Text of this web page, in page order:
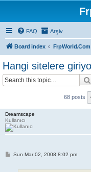
FAQ Arşiv
Board index FrpWorld.Com
Hangi sitelere
68 posts
Dreamscape
Kullanıcı
PSun Mar 02, 2008 8:02 pm